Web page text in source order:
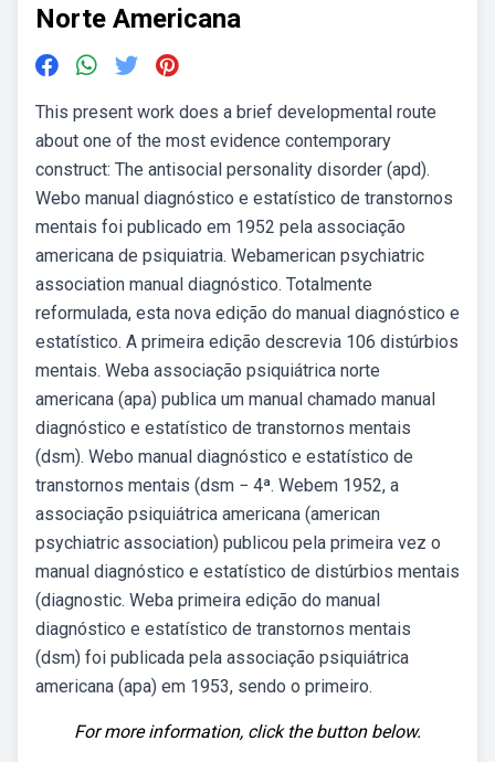
Norte Americana
This present work does a brief developmental route
about one of the most evidence contemporary
construct: The antisocial personality disorder (apd).
Webo manual diagnóstico e estatístico de transtornos
mentais foi publicado em 1952 pela associação
americana de psiquiatria. Webamerican psychiatric
association manual diagnóstico. Totalmente
reformulada, esta nova edição do manual diagnóstico e
estatístico. A primeira edição descrevia 106 distúrbios
mentais. Weba associação psiquiátrica norte
americana (apa) publica um manual chamado manual
diagnóstico e estatístico de transtornos mentais
(dsm). Webo manual diagnóstico e estatístico de
transtornos mentais (dsm − 4ª. Webem 1952, a
associação psiquiátrica americana (american
psychiatric association) publicou pela primeira vez o
manual diagnóstico e estatístico de distúrbios mentais
(diagnostic. Weba primeira edição do manual
diagnóstico e estatístico de transtornos mentais
(dsm) foi publicada pela associação psiquiátrica
americana (apa) em 1953, sendo o primeiro.
For more information, click the button below.